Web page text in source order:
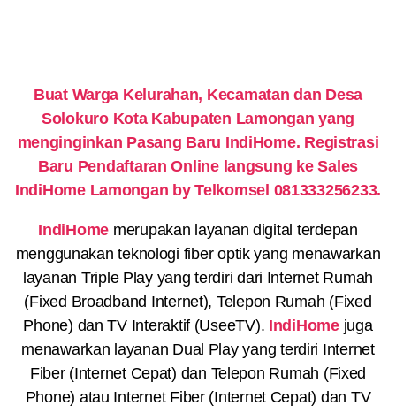
Buat Warga Kelurahan, Kecamatan dan Desa
Solokuro Kota Kabupaten Lamongan yang
menginginkan Pasang Baru IndiHome. Registrasi
Baru Pendaftaran Online langsung ke Sales
IndiHome Lamongan by Telkomsel 081333256233.
IndiHome merupakan layanan digital terdepan
menggunakan teknologi fiber optik yang menawarkan
layanan Triple Play yang terdiri dari Internet Rumah
(Fixed Broadband Internet), Telepon Rumah (Fixed
Phone) dan TV Interaktif (UseeTV). IndiHomejuga
menawarkan layanan Dual Play yang terdiri Internet
Fiber (Internet Cepat) dan Telepon Rumah (Fixed
Phone) atau Internet Fiber (Internet Cepat) dan TV